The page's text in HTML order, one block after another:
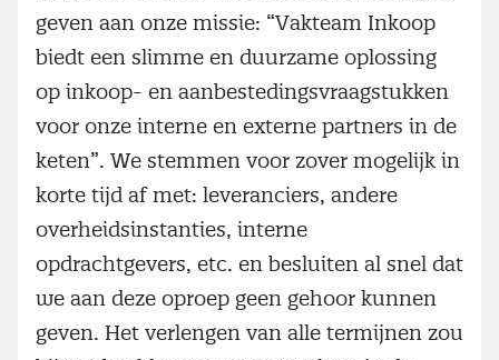
geven aan onze missie: “Vakteam Inkoop
biedt een slimme en duurzame oplossing
op inkoop- en aanbestedingsvraagstukken
voor onze interne en externe partners in de
keten”. We stemmen voor zover mogelijk in
korte tijd af met: leveranciers, andere
overheidsinstanties, interne
opdrachtgevers, etc. en besluiten al snel dat
we aan deze oproep geen gehoor kunnen
geven. Het verlengen van alle termijnen zou